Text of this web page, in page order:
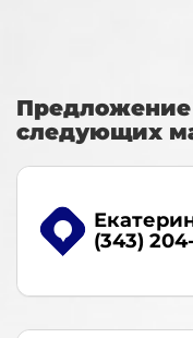
Предложение
следующих
(343)